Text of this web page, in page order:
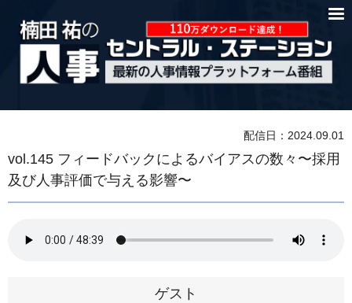
vol.145 フィードバックによるバイアスの数々〜採用
及び人事評価で与える影響〜
配信日：2024.09.01
ゲスト